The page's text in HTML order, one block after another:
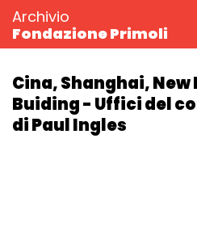
Archivio
Fondazione Primoli
Cina, Shanghai,
Buiding - Uffici del
di Paul Ingles